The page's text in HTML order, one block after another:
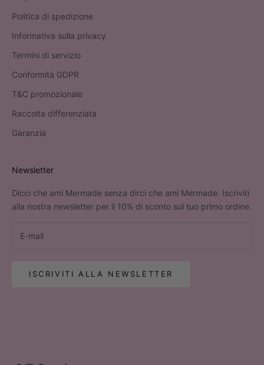
Politica di spedizione
Informativa sulla privacy
Termini di servizio
Conformità GDPR
T&C promozionale
Raccolta differenziata
Garanzia
Newsletter
Dicci che ami Mermade senza dirci che ami Mermade. Iscriviti
alla nostra newsletter per il 10% di sconto sul tuo primo ordine.
ISCRIVITI ALLA NEWSLETTER